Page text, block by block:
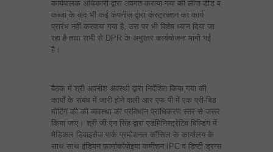
कार्यपालक अधिकारी द्वारा अवगत कराया गया की लीज डीड व
कब्जा के बाद भी कई कंपनीज द्वारा कंस्ट्रक्शन का कार्य
प्रारंभ नहीं करवाया गया है, उस पर भी विशेष ध्यान दिया जा
रहा है तथा सभी से DPR के अनुसार कार्ययोजना मांगी गई
है।
बैठक में श्री अवनीश अवस्थी द्वारा निर्देशित किया गया की
कार्यों के संबंध में जारी होने वाली आर एफ पी में एक प्री-बिड
मीटिंग की की व्यवस्था का प्रविधान प्राधिकरण स्तर से जरूर
किया जाए। श्री जी एन सिंह द्वारा एडमिनिस्ट्रेटिव बिल्डिंग में
मेडिकल डिवाइसेज पार्क प्रमोशनल कौंसिल के कार्यालय के
साथ साथ इंडियन फ़ार्माकोपोइया कमीशन IPC व डिप्टी ड्रग्स